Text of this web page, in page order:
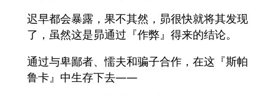
迟早都会暴露，果不其然，昴很快就将其发现
了，虽然这是昴通过『作弊』得来的结论。
通过与卑鄙者、懦夫和骗子合作，在这『斯帕
鲁卡』中生存下去——